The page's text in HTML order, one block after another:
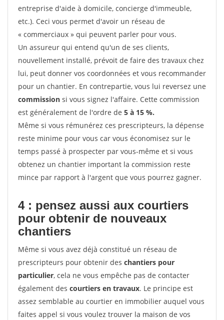
entreprise d'aide à domicile, concierge d'immeuble,
etc.). Ceci vous permet d'avoir un réseau de
« commerciaux » qui peuvent parler pour vous.
Un assureur qui entend qu'un de ses clients,
nouvellement installé, prévoit de faire des travaux chez
lui, peut donner vos coordonnées et vous recommander
pour un chantier. En contrepartie, vous lui reversez une
commission si vous signez l'affaire. Cette commission
est généralement de l'ordre de 5 à 15 %.
Même si vous rémunérez ces prescripteurs, la dépense
reste minime pour vous car vous économisez sur le
temps passé à prospecter par vous-même et si vous
obtenez un chantier important la commission reste
mince par rapport à l'argent que vous pourrez gagner.
4 : pensez aussi aux courtiers
pour obtenir de nouveaux
chantiers
Même si vous avez déjà constitué un réseau de
prescripteurs pour obtenir des chantiers pour
particulier, cela ne vous empêche pas de contacter
également des courtiers en travaux. Le principe est
assez semblable au courtier en immobilier auquel vous
faites appel si vous voulez trouver la maison de vos